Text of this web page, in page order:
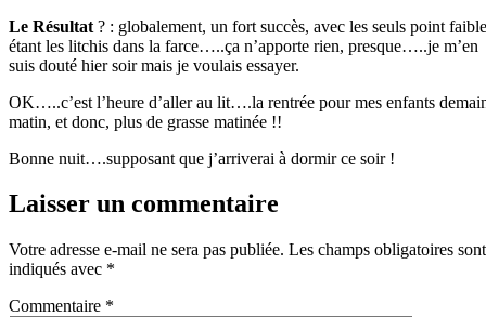
Le Résultat ? : globalement, un fort succès, avec les seuls point faible
étant les litchis dans la farce…..ça n’apporte rien, presque…..je m’en
suis douté hier soir mais je voulais essayer.
OK…..c’est l’heure d’aller au lit….la rentrée pour mes enfants
matin, et donc, plus de grasse matinée !!
Bonne nuit….supposant que j’arriverai à dormir ce soir !
Laisser un commentaire
Votre adresse e-mail ne sera pas publiée. Les champs obligatoires sont
indiqués avec *
Commentaire *